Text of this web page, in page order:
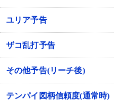
ユリア予告
ザコ乱打予告
その他予告(リーチ後)
テンパイ図柄信頼度(通常時)